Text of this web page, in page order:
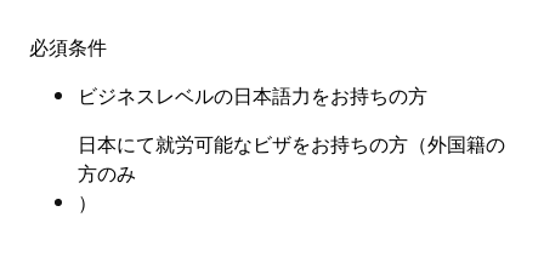
必須条件
ビジネスレベルの日本語力をお持ちの方
日本にて就労可能なビザをお持ちの方（外国籍の
方のみ
）